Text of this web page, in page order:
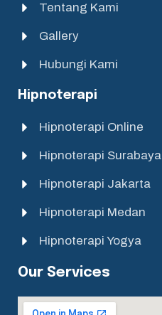
Tentang Kami
Gallery
Hubungi Kami
Hipnoterapi
Hipnoterapi Online
Hipnoterapi Surabaya
Hipnoterapi Jakarta
Hipnoterapi Medan
Hipnoterapi Yogya
Our Services